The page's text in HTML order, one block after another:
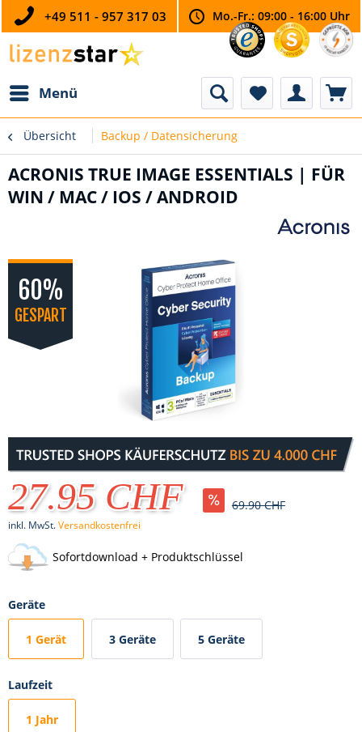
+49 511 - 957 317 03 Mo.-Fr.: 09:00 - 16:00 Uhr
Menü
Übersicht Backup / Datensicherung
ACRONIS TRUE IMAGE ESSENTIALS | FÜR
WIN / MAC / IOS / ANDROID
60%
GESPART
27.95 CHF 69.90 CHF
inkl. MwSt.Versandkostenfrei
Sofortdownload + Produktschlüssel
Geräte
1 Gerät 3 Geräte 5 Geräte
Laufzeit
1 Jahr